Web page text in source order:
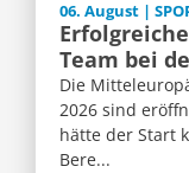
06. August |
Team bei
Die
2026 sind
hätte der Start
Bere...